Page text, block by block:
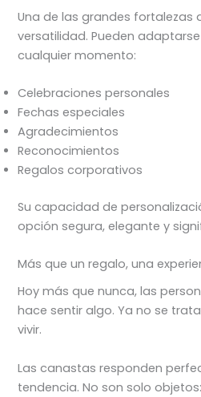
Una de las grandes fortalezas
versatilidad. Pueden
cualquier momento:
Celebraciones personales
Fechas especiales
Agradecimientos
Reconocimientos
Regalos corporativos
Su capacidad de
opción segura, elegante y
Más que un regalo, una
Hoy más que nunca, las
hace sentir algo. Ya no se
vivir.
Las canastas responden
tendencia. No son solo